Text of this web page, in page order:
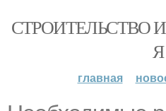
СТРОИТЕЛЬСТВО
Я
главная